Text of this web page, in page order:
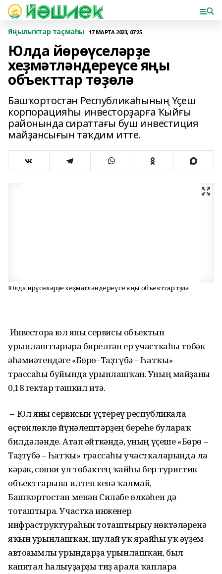
Яңылыҡтар таҫмаһы 17 МАРТА 2023, 07:25
Юлда йөрөүселәрҙе
хеҙмәтләндереүсе яңы
объекттар төҙөлә
Башҡортостан Республикаһының Үҫеш
корпорацияһы инвесторҙарға Ҡыйғы
районында сираттағы буш инвестиция
майҙансығын тәҡдим итте.
Юлда йөрөүселәрҙе хеҙмәтләндереүсе яңы объекттар төҙөлә
Инвесторға юл яны сервисы объектын
урынлаштырырға бирелгән ер участкаһы төбәк
әһәмиәтендәге «Бөрө–Таҙтүбә – Һатҡы»
трассаһы буйында урынлашҡан. Уның майҙаны
0,18 гектар тәшкил итә.
– Юл яны сервисын үҫтереү республикала
өҫтөнлөклө йүнәлештәрҙең береһе булараҡ
билдәләнде. Атап әйткәндә, уның үҫеше «Бөрө –
Таҙтүбә – Һатҡы» трассаһы участкаларында ла
кәрәк, сөнки ул төбәктең ҡайһы бер туристик
объекттарына илтеп кенә ҡалмай,
Башҡортостан менән Силәбе өлкәһен дә
тоташтыра. Участка инженер
инфраструктураһын тоташтырыу нөктәләренә
яҡын урынлашҡан, шулай уҡ ярайһы уҡ әүҙем
автоағымлы урындарҙа урынлашҡан, был
капитал һалыуҙарҙы тиҙ арала ҡапларға